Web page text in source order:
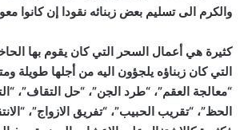
والكرم الى تسليم بعض زبنائه نقودا إن كانوا
كثيرة هي أعمال السحر التي كان يقوم بها
التي كان زبناؤه يلجؤون اليه من أجلها طويلة
“معالجة العقم”، “طرد الجن”، “حل التقاف”،
الحظ”، “تقريب الحبيب”، “تفريق الازواج”،